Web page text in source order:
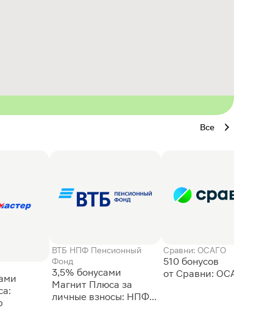
Все
ВТБ НПФ Пенсионный
Фонд
3,5% бонусами
Магнит Плюса за
личные взносы: НПФ
Сравни: ОСАГО
510 бонусов